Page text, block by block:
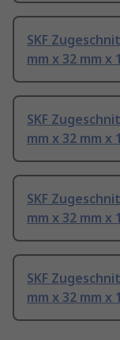
SKF
mm x 32 mm x
SKF
mm x 32 mm x
SKF
mm x 32 mm x
SKF
mm x 32 mm x